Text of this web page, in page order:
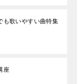
も歌いやすい曲特集
座